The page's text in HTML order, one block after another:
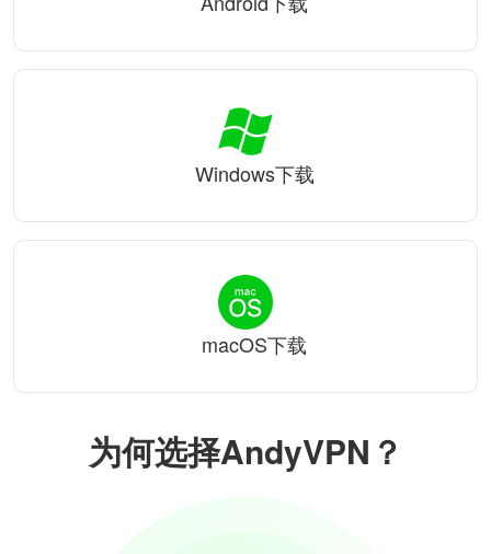
为何选择AndyVPN？
Windows下载
macOS下载